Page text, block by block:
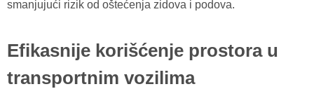
smanjujući rizik od oštećenja zidova i podova.
Efikasnije korišćenje prostora u
transportnim vozilima